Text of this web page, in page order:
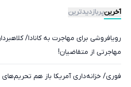
آخرینپربازدیدترین
مهاجرتی از متقاضیان!
فوری/ خزانه‌داری آمریکا باز هم